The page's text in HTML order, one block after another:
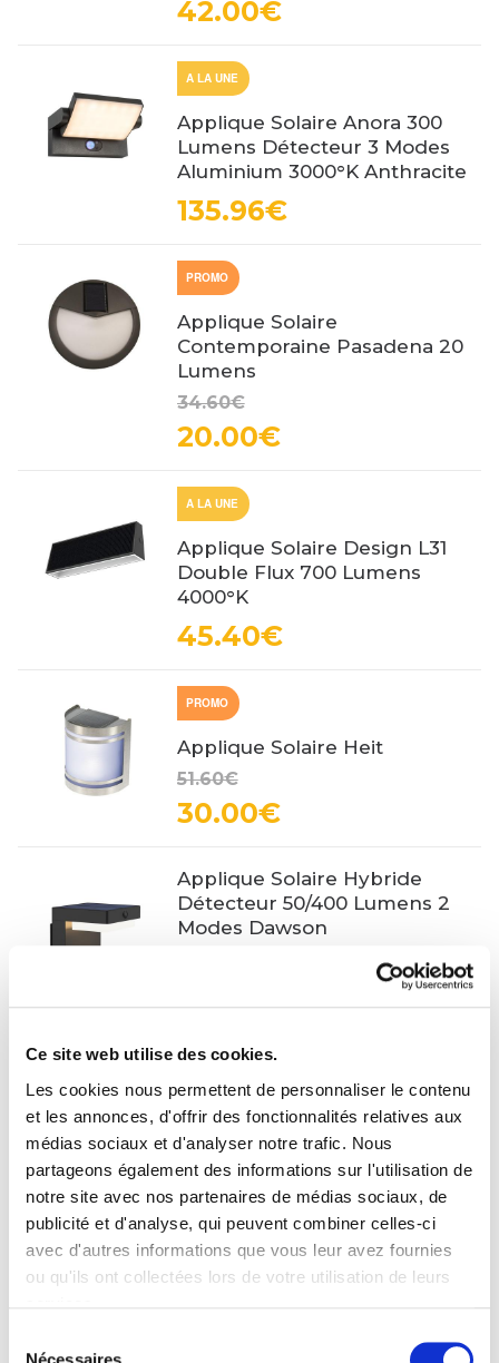
Ce site web utilise des cookies.
Les cookies nous permettent de personnaliser le contenu
et les annonces, d'offrir des fonctionnalités relatives aux
médias sociaux et d'analyser notre trafic. Nous
partageons également des informations sur l'utilisation de
notre site avec nos partenaires de médias sociaux, de
publicité et d'analyse, qui peuvent combiner celles-ci
avec d'autres informations que vous leur avez fournies
ou qu'ils ont collectées lors de votre utilisation de leurs
42.00€
A LA UNE
Applique Solaire Anora 300
Lumens Détecteur 3 Modes
Aluminium 3000°K Anthracite
135.96€
PROMO
Applique Solaire
Contemporaine Pasadena 20
Lumens
34.60€
20.00€
A LA UNE
Applique Solaire Design L31
Double Flux 700 Lumens
4000°K
45.40€
PROMO
Applique Solaire Heit
51.60€
30.00€
Applique Solaire Hybride
Détecteur 50/400 Lumens 2
Modes Dawson
Applique Solaire Melina 2
Modes Détecteur 180
65.80€
59.22€